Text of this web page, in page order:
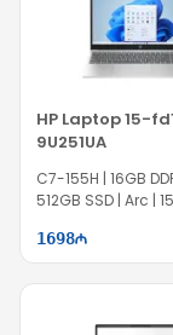
HP Laptop 15-
9U251UA
C7-155H | 16GB
512GB SSD | Arc |
1698